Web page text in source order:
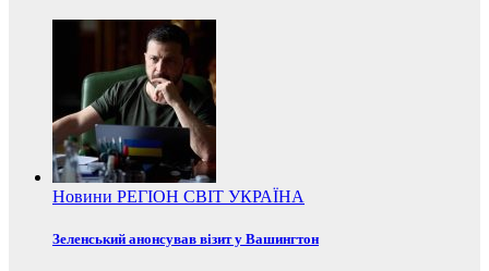
Новини РЕГІОН СВІТ УКРАЇНА
Зеленський анонсував візит у Вашингтон